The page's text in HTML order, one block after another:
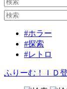
#ホラー
#探索
#レトロ
ふりーむ！ＩＤ